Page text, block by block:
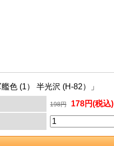
色 (1） 半光沢 (H-82）」
198円 178円(税込)